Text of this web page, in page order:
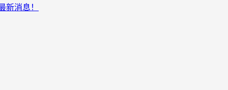
新消息！